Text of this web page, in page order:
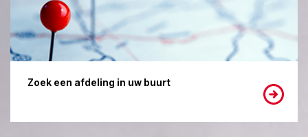
Zoek een afdeling in uw buurt